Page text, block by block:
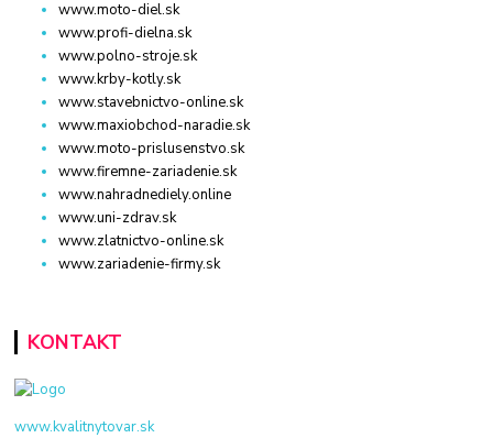
www.moto-diel.sk
www.profi-dielna.sk
www.polno-stroje.sk
www.krby-kotly.sk
www.stavebnictvo-online.sk
www.maxiobchod-naradie.sk
www.moto-prislusenstvo.sk
www.firemne-zariadenie.sk
www.nahradnediely.online
www.uni-zdrav.sk
www.zlatnictvo-online.sk
www.zariadenie-firmy.sk
KONTAKT
www.kvalitnytovar.sk